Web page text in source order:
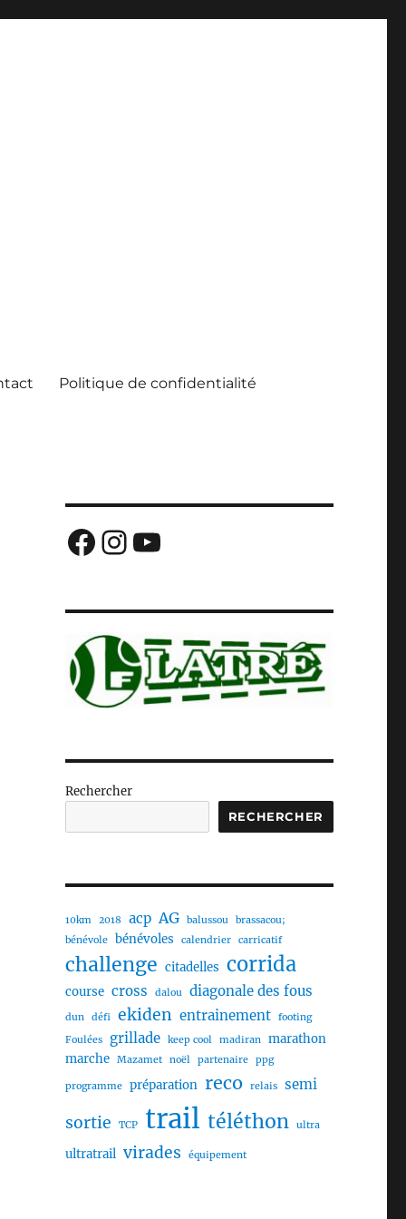
Politique de confidentialité
Facebook
Instagram
YouTube
Rechercher
RECHERCHER
10km 2018 acp AG balussou
brassacou;
bénévole
bénévoles calendrier carricatif
challenge citadelles corrida
course cross dalou diagonale des fous
dun défi ekiden entrainement
footing
Foulées
grillade keep cool madiran
marathon
marche
Mazamet noël partenaire ppg
programme préparation reco relais semi
sortie TCP trail téléthon ultra
ultratrail virades équipement